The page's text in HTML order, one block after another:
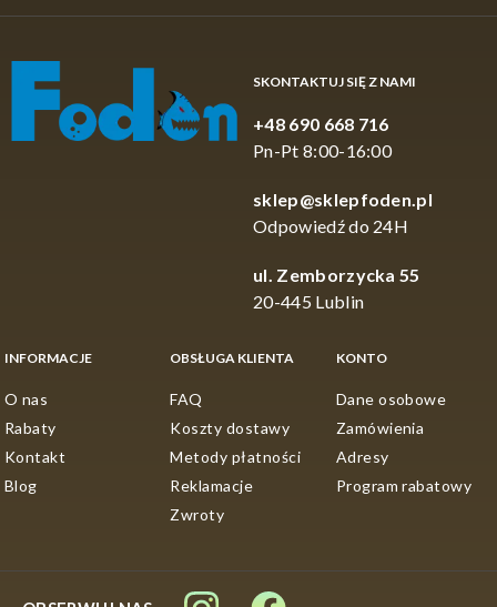
SKONTAKTUJ SIĘ Z NAMI
+48 690 668 716
Pn-Pt 8:00-16:00
sklep@sklepfoden.pl
Odpowiedź do 24H
ul. Zemborzycka 55
20-445 Lublin
INFORMACJE
O nas
Rabaty
Kontakt
Blog
OBSŁUGA KLIENTA
FAQ
Koszty dostawy
Metody płatności
Reklamacje
Zwroty
KONTO
Dane osobowe
Zamówienia
Adresy
Program rabatowy